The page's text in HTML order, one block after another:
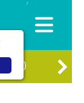
/
10 SÁB